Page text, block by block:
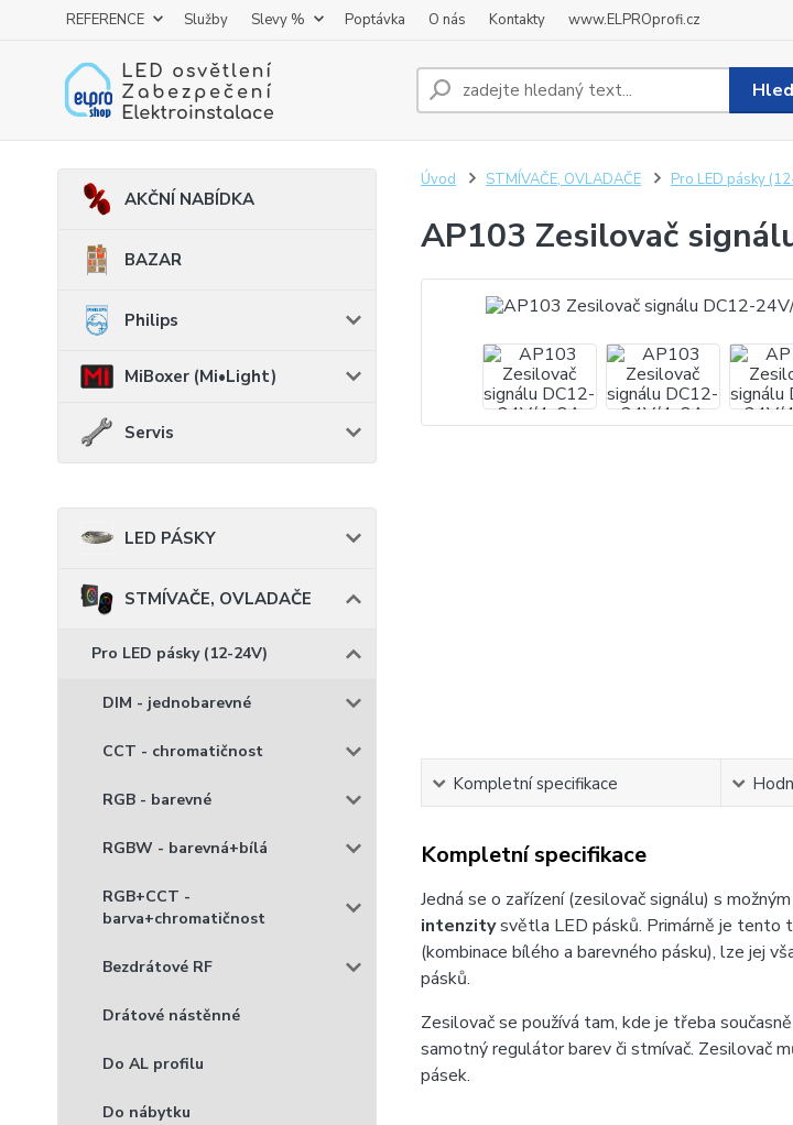
REFERENCE Služby Slevy % Poptávka O nás Kontakty www.ELPROprofi.cz
AKČNÍ NABÍDKA
BAZAR
Philips
MiBoxer (Mi•Light)
Servis
LED PÁSKY
STMÍVAČE, OVLADAČE
Pro LED pásky (12-24V)
DIM - jednobarevné
CCT - chromatičnost
RGB - barevné
RGBW - barevná+bílá
RGB+CCT -
barva+chromatičnost
Bezdrátové RF
Drátové nástěnné
Do AL profilu
Do nábytku
Úvod STMÍVAČE, OVLADAČE Pro LED pásky
AP103 Zesilovač
Kompletní specifikace
Kompletní specifikace
Jedná se o zařízení (zesilovač signálu) s
intenzitysvětla LED pásků. Primárně je tento
(kombinace bílého a barevného pásku), lze jej
pásků.
Zesilovač se používá tam, kde je třeba
samotný regulátor barev či stmívač. Zesilovač
pásek.